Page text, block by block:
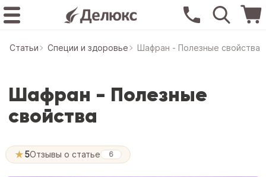
Статьи Специи и здоровье Шафран - Полезные свойства
Шафран - Полезные
свойства
★5Отзывы о статье 6